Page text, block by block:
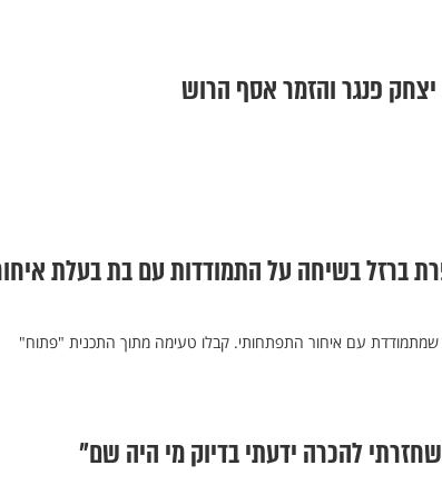
פנגר והזמר אסף הרוש
ברזל בשיחה על התמודדות עם בת בעלת
עם איחור התפתחותי. קבלו טעימה מתוך התכנית "פתוח"
להכרה ידעתי בדיוק מי היה שם"